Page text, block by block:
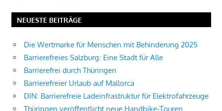
NEUESTE BEITRÄGE
Die Wertmarke für Menschen mit Behinderung 2025
Barrierefreies Salzburg: Eine Stadt für Alle
Barrierefrei durch Thüringen
Barrierefreier Urlaub auf Mallorca
DIN: Barrierefreie Ladeinfrastruktur für Elektrofahrzeuge
Thüringen veröffentlicht neue Handbike-Touren